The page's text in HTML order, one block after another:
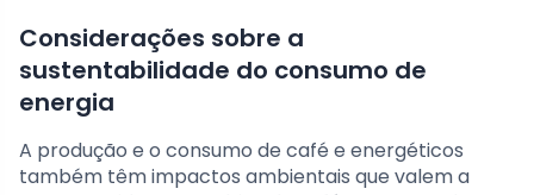
Considerações sobre a
sustentabilidade do consumo de
energia
A produção e o consumo de café e energéticos
também têm impactos ambientais que valem a